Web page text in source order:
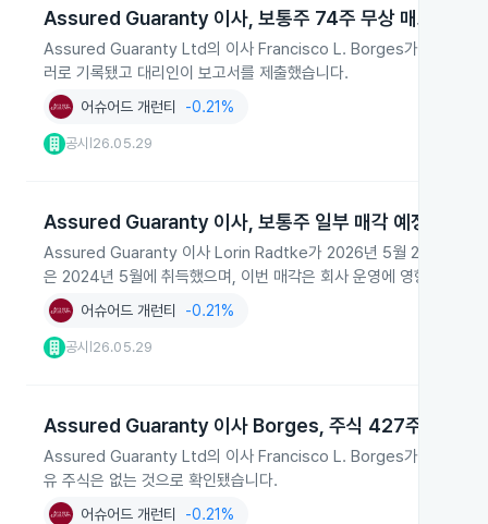
Assured Guaranty 이사, 보통주 74주 무상 매도
Assured Guaranty Ltd의 이사 Francisco L. Borges가 2026년 5
러로 기록됐고 대리인이 보고서를 제출했습니다.
어슈어드 개런티 -0.21%
공시 26.05.29
Assured Guaranty 이사, 보통주 일부 매각 예정
Assured Guaranty 이사 Lorin Radtke가 2026년 5월 29일 J.P.
은 2024년 5월에 취득했으며, 이번 매각은 회사 운영에 영향이 없습
어슈어드 개런티 -0.21%
공시 26.05.29
Assured Guaranty 이사 Borges, 주식 427주 무상 매
Assured Guaranty Ltd의 이사 Francisco L. Borges가 2026년 5
유 주식은 없는 것으로 확인됐습니다.
어슈어드 개런티 -0.21%